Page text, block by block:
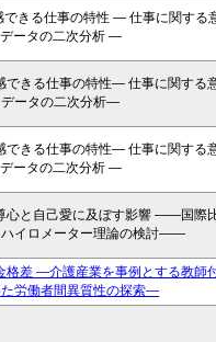
できる仕事の特性 ― 仕事に関する
データの二次分析 ―
できる仕事の特性― 仕事に関する
データの二次分析―
できる仕事の特性― 仕事に関する
データの二次分析 ―
心と自己愛に及ぼす影響 ――国際
ハイロメーター理論の検討――
格差 ―介護産業を事例とする教師
た労働者間異質性の探索―